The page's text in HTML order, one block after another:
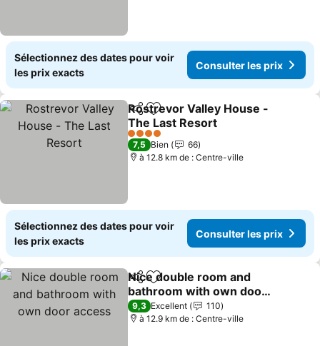
Sélectionnez des dates pour voir
les prix exacts
Consulter les prix
PartagerAjouter à mes favoris
Rostrevor Valley House -
The Last Resort
4 Étoiles
7,5 Bien
66
à 12.8 km de : Centre-ville
Sélectionnez des dates pour voir
les prix exacts
Consulter les prix
PartagerAjouter à mes favoris
Nice double room and
bathroom with own door
access
9,3 Excellent
110
à 12.9 km de : Centre-ville